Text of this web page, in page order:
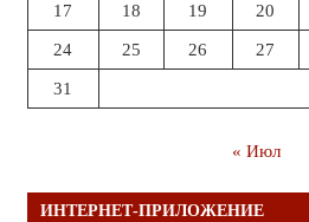
17 18 19 20
24 25 26 27
31
« Июл
ИНТЕРНЕТ-ПРИЛОЖЕНИЕ